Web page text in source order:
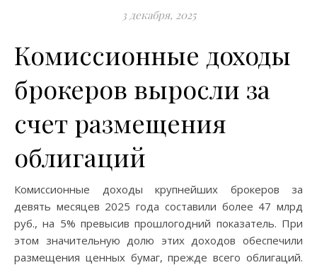
3 декабря, 2025
Комиссионные доходы
брокеров выросли за
счет размещения
облигаций
Комиссионные доходы крупнейших брокеров за
девять месяцев 2025 года составили более 47 млрд
руб., на 5% превысив прошлогодний показатель. При
этом значительную долю этих доходов обеспечили
размещения ценных бумаг, прежде всего облигаций.